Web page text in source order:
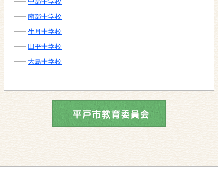
南部中学校
生月中学校
田平中学校
大島中学校